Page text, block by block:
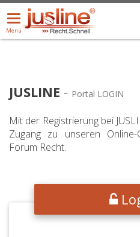
Menü
öffnen/schließen
Menü
ALLE DROPDOWN:
JUSLINE - Portal LOGIN
Mit der Registrierung bei
Zugang zu unseren
Forum Recht.